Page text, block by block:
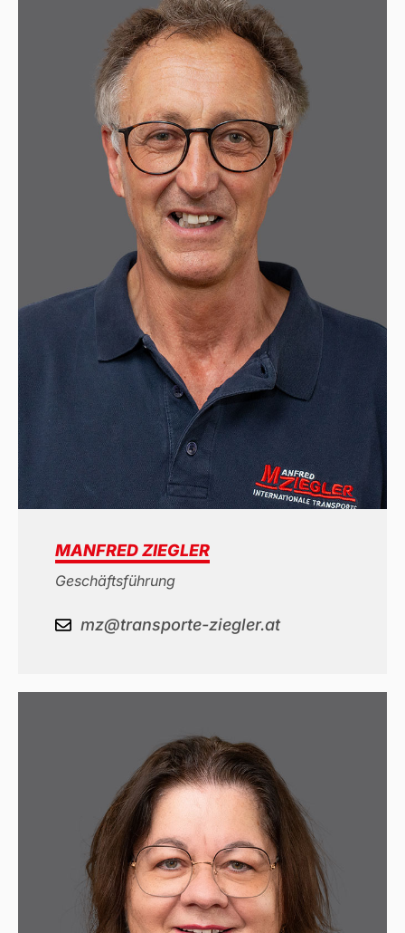
MANFRED ZIEGLER
Geschäftsführung
mz@transporte-ziegler.at